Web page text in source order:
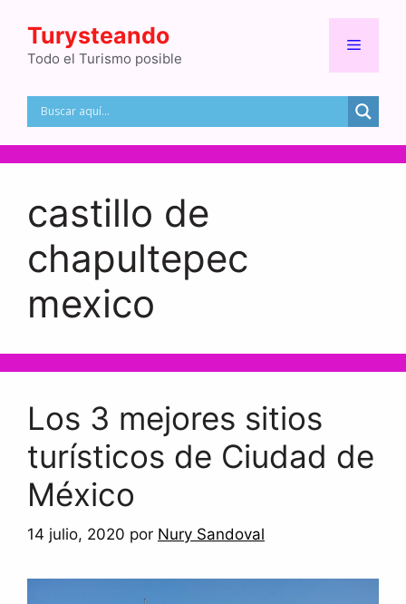
contenido
Turysteando
Todo el Turismo posible
Menú
castillo de
chapultepec
mexico
Los 3 mejores sitios
turísticos de Ciudad de
México
14 julio, 2020 por Nury Sandoval